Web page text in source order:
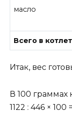
масло
Всего в
Итак, вес
В 100 граммах
1122 : 446 × 100